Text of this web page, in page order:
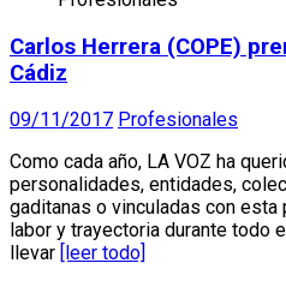
Carlos Herrera (COPE)
Cádiz
09/11/2017 Profesionales
Como cada año, LA VOZ ha
personalidades, entidades,
gaditanas o vinculadas con
labor y trayectoria durante todo
llevar
[leer todo]